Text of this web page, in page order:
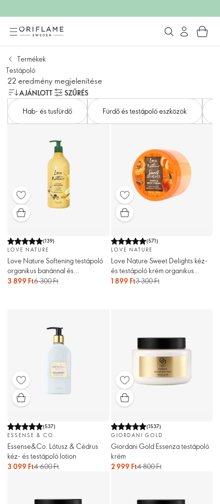
Termékek
Testápoló
22 eredmény megjelenítése
AJÁNLOTT
SZŰRÉS
Hab- és tusfürdő
Fürdő és testápoló eszközök
(139)
LOVE NATURE
Love Nature Softening testápoló
organikus banánnal és
makadámiaolajjal
3 899 Ft6 300 Ft
(571)
LOVE NATURE
Love Nature Sweet Delights kéz-
és testápoló krém organikus
sütőtökkel és fahéjjal
1 899 Ft3 300 Ft
(537)
ESSENSE & CO.
Essense&Co. Lótusz & Cédrus
kéz- és testápoló lotion
3 099 Ft4 600 Ft
(1537)
GIORDANI GOLD
Giordani Gold Essenza testápoló
krém
2 999 Ft4 800 Ft